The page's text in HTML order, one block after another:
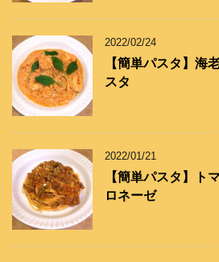
2022/02/24
【簡単パスタ】海
スタ
2022/01/21
【簡単パスタ】ト
ロネーゼ